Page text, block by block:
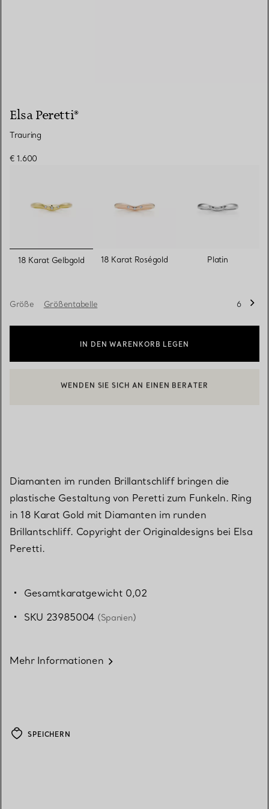
Elsa Peretti®
Trauring
€ 1.600
ausgewählt
18 Karat Gelbgold 18 Karat Roségold Platin
Größe Größentabelle 6
IN DEN WARENKORB LEGEN
EINEN KUNDENBERATER KONTAKTIEREN ODER EINEN
BOOK AN APPOINTMENT
Diamanten im runden Brillantschliff bringen die
plastische Gestaltung von Peretti zum Funkeln. Ring
in 18 Karat Gold mit Diamanten im runden
Brillantschliff. Copyright der Originaldesigns bei Elsa
Peretti.
Gesamtkaratgewicht 0,02
SKU 23985004 (Spanien)
Mehr Informationen
SPEICHERN